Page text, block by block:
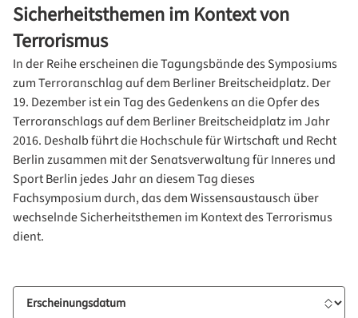
Sicherheitsthemen im Kontext von
Terrorismus
In der Reihe erscheinen die Tagungsbände des Symposiums
zum Terroranschlag auf dem Berliner Breitscheidplatz. Der
19. Dezember ist ein Tag des Gedenkens an die Opfer des
Terroranschlags auf dem Berliner Breitscheidplatz im Jahr
2016. Deshalb führt die Hochschule für Wirtschaft und Recht
Berlin zusammen mit der Senatsverwaltung für Inneres und
Sport Berlin jedes Jahr an diesem Tag dieses
Fachsymposium durch, das dem Wissensaustausch über
wechselnde Sicherheitsthemen im Kontext des Terrorismus
dient.
Sortierung